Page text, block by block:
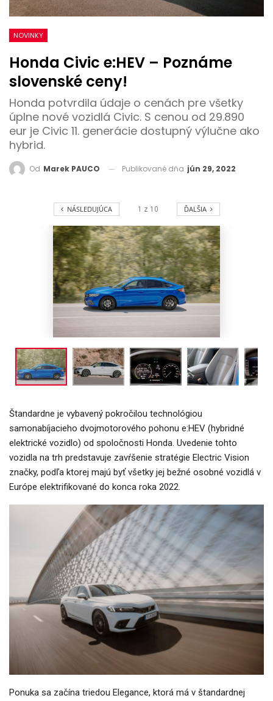
NOVINKY
Honda Civic e:HEV – Poznáme
slovenské ceny!
Honda potvrdila údaje o cenách pre všetky
úplne nové vozidlá Civic. S cenou od 29.890
eur je Civic 11. generácie dostupný výlučne ako
hybrid.
Od Marek PAUCO Publikované dňa jún 29, 2022
NÁSLEDUJÚCA 1 z 10 ĎALŠIA
Štandardne je vybavený pokročilou technológiou
samonabíjacieho dvojmotorového pohonu e:HEV (hybridné
elektrické vozidlo) od spoločnosti Honda. Uvedenie tohto
vozidla na trh predstavuje zavŕšenie stratégie Electric Vision
značky, podľa ktorej majú byť všetky jej bežné osobné vozidlá v
Európe elektrifikované do konca roka 2022.
Ponuka sa začína triedou Elegance, ktorá má v štandardnej